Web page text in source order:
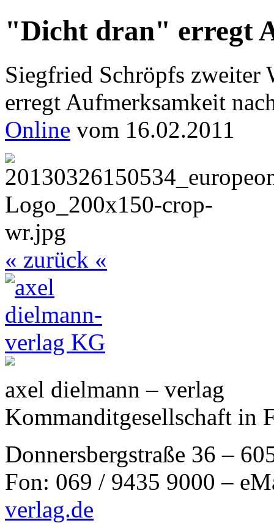
"Dicht dran" erregt
Siegfried Schröpfs
erregt Aufmerksamkeit
Online vom 16.02.2011
« zurück «
axel dielmann – verlag
Kommanditgesellschaft in
Donnersbergstraße 36 –
Fon: 069 / 9435 9000 –
verlag.de